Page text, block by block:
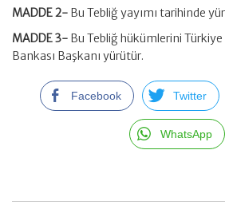
MADDE 2- Bu Tebliğ yayımı tarihinde
MADDE 3- Bu Tebliğ hükümlerini
Bankası Başkanı yürütür.
Facebook Twitter
WhatsApp